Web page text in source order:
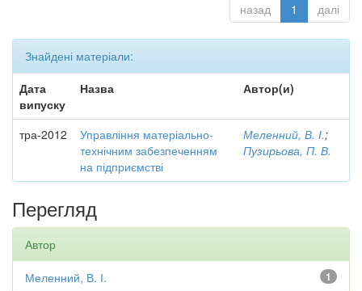
назад 1 далі
Знайдені матеріали:
Дата
випуску
Назва Автор(и)
тра-2012
Управління матеріально-
технічним забезпеченням
на підприємстві
Меленний, В. І.;
Пузирьова, П. В.
Перегляд
Автор
1
Меленний, В. І.